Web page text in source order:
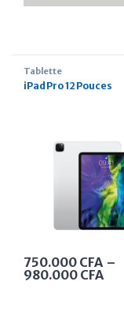
Tablette
iPad Pro 12 Pouces
750.000 CFA –
980.000 CFA
Ce produit a